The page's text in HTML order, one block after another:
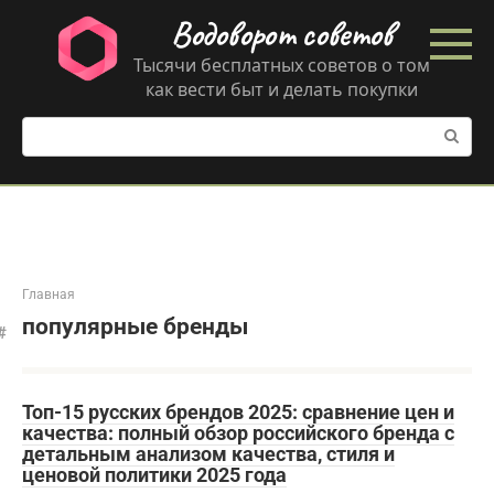
контенту
Водоворот советов
Тысячи бесплатных советов о том
как вести быт и делать покупки
Поиск:
Главная
популярные бренды
Топ-15 русских брендов 2025: сравнение цен и
качества: полный обзор российского бренда с
детальным анализом качества, стиля и
ценовой политики 2025 года